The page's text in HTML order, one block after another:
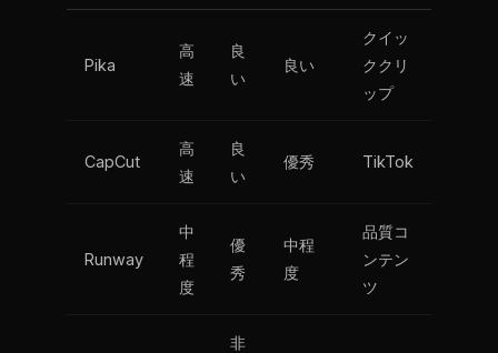
Pika
高
速
良
い
良い
クイッ
ククリ
ップ
CapCut
高
速
良
い
優秀 TikTok
Runway
中
程
度
優
秀
中程
度
品質コ
ンテン
ツ
非